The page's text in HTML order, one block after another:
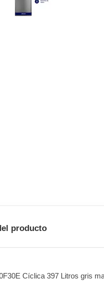
producto
Cíclica 397 Litros gris